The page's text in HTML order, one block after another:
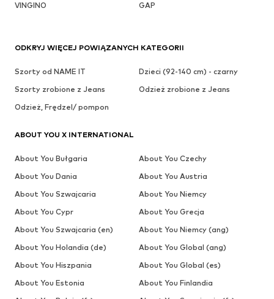
VINGINO
GAP
ODKRYJ WIĘCEJ POWIĄZANYCH KATEGORII
Szorty od NAME IT
Dzieci (92-140 cm) - czarny
Szorty zrobione z Jeans
Odzież zrobione z Jeans
Odzież, Frędzel/ pompon
ABOUT YOU X INTERNATIONAL
About You Bułgaria
About You Czechy
About You Dania
About You Austria
About You Szwajcaria
About You Niemcy
About You Cypr
About You Grecja
About You Szwajcaria (en)
About You Niemcy (ang)
About You Holandia (de)
About You Global (ang)
About You Hiszpania
About You Global (es)
About You Estonia
About You Finlandia